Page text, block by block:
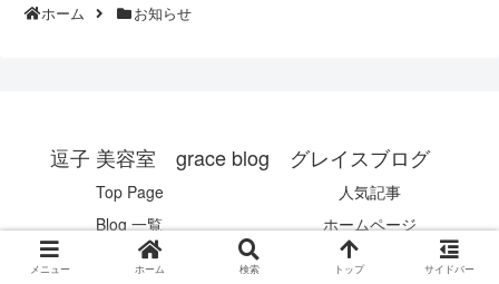
ホーム お知らせ
逗子 美容室 grace blog グレイスブログ
Top Page
人気記事
Blog 一覧
ホームページ
© 2017 逗子 美容室 grace blog グレイスブログ .
メニュー ホーム 検索 トップ サイドバー